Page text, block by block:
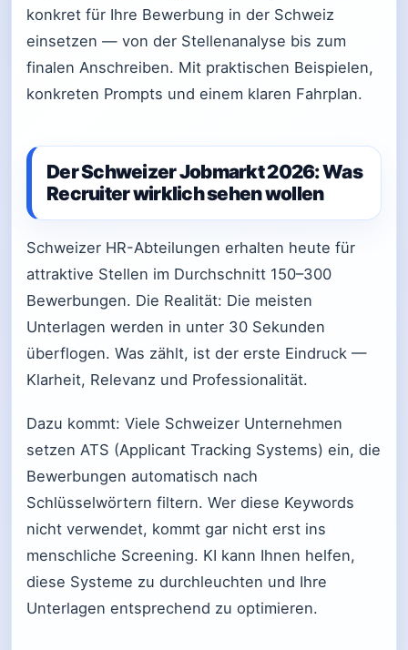
konkret für Ihre Bewerbung in der Schweiz
einsetzen — von der Stellenanalyse bis zum
finalen Anschreiben. Mit praktischen Beispielen,
konkreten Prompts und einem klaren Fahrplan.
Der Schweizer Jobmarkt 2026: Was
Recruiter wirklich sehen wollen
Schweizer HR-Abteilungen erhalten heute für
attraktive Stellen im Durchschnitt 150–300
Bewerbungen. Die Realität: Die meisten
Unterlagen werden in unter 30 Sekunden
überflogen. Was zählt, ist der erste Eindruck —
Klarheit, Relevanz und Professionalität.
Dazu kommt: Viele Schweizer Unternehmen
setzen ATS (Applicant Tracking Systems) ein, die
Bewerbungen automatisch nach
Schlüsselwörtern filtern. Wer diese Keywords
nicht verwendet, kommt gar nicht erst ins
menschliche Screening. KI kann Ihnen helfen,
diese Systeme zu durchleuchten und Ihre
Unterlagen entsprechend zu optimieren.